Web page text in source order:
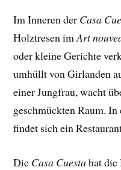
Im Inneren der Casa
Holztresen imArt
oder kleine Gerichte
umhüllt von Girlanden
einer Jungfrau, wacht
geschmückten Raum.
findet sich ein
Die Casa Cuestahat die